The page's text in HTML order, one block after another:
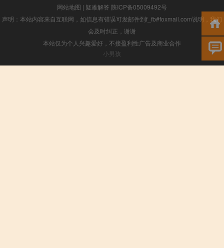
网站地图 | 疑难解答 陕ICP备05009492号
声明：本站内容来自互联网，如信息有错误可发邮件到f_fb#foxmail.com说明，我们
会及时纠正，谢谢
本站仅为个人兴趣爱好，不接盈利性广告及商业合作
小男孩